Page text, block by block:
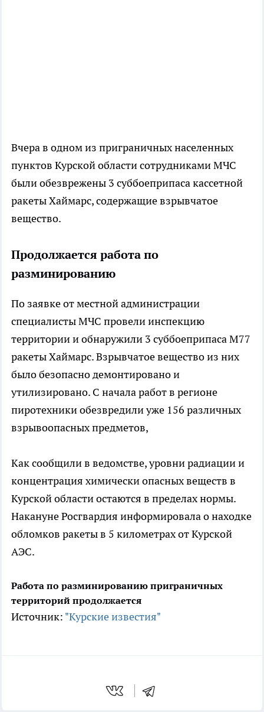
Вчера в одном из приграничных населенных
пунктов Курской области сотрудниками МЧС
были обезврежены 3 суббоеприпаса кассетной
ракеты Хаймарс, содержащие взрывчатое
вещество.
Продолжается работа по
разминированию
По заявке от местной администрации
специалисты МЧС провели инспекцию
территории и обнаружили 3 суббоеприпаса М77
ракеты Хаймарс. Взрывчатое вещество из них
было безопасно демонтировано и
утилизировано. С начала работ в регионе
пиротехники обезвредили уже 156 различных
взрывоопасных предметов,
Как сообщили в ведомстве, уровни радиации и
концентрация химически опасных веществ в
Курской области остаются в пределах нормы.
Накануне Росгвардия информировала о находке
обломков ракеты в 5 километрах от Курской
АЭС.
Работа по разминированию приграничных
территорий продолжается
Источник: "Курские известия"